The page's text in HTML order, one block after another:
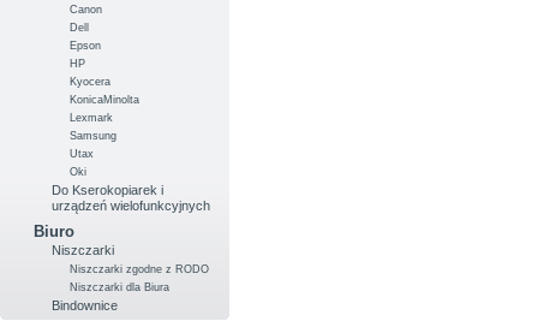
Canon
Dell
Epson
HP
Kyocera
KonicaMinolta
Lexmark
Samsung
Utax
Oki
Do Kserokopiarek i
urządzeń wielofunkcyjnych
Biuro
Niszczarki
Niszczarki zgodne z RODO
Niszczarki dla Biura
Bindownice